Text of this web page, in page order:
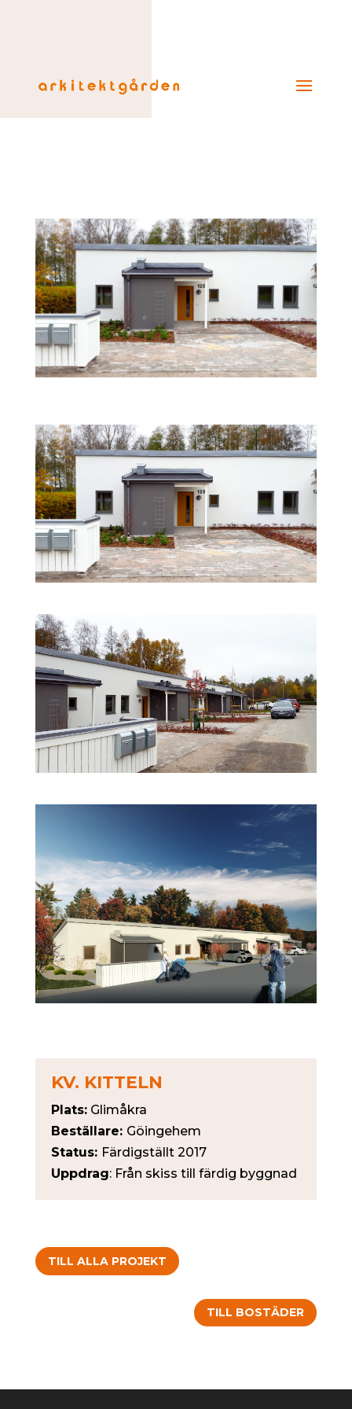
KV. KITTELN
Plats:Glimåkra
Beställare: Göingehem
Status: Färdigställt 2017
Uppdrag: Från skiss till färdig byggnad
TILL ALLA PROJEKT
TILL BOSTÄDER